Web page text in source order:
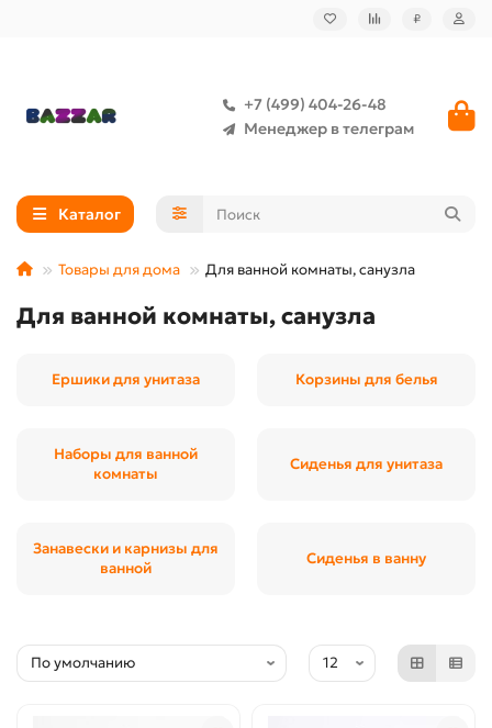
₽
+7 (499) 404-26-48
Менеджер в телеграм
Каталог
Товары для дома Для ванной комнаты, санузла
Для ванной комнаты, санузла
Ершики для унитаза Корзины для белья
Наборы для ванной
комнаты
Сиденья для унитаза
Занавески и карнизы для
ванной
Сиденья в ванну